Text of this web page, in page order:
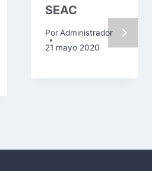
SEAC
PorAdministrador
21 mayo 2020